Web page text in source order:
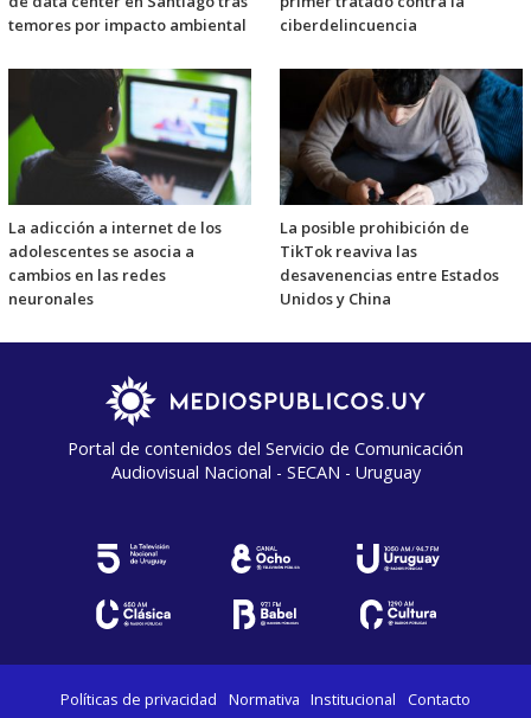
temores por impacto ambiental
ciberdelincuencia
La adicción a internet de los
adolescentes se asocia a
cambios en las redes
neuronales
La posible prohibición de
TikTok reaviva las
desavenencias entre Estados
Unidos y China
Portal de contenidos del Servicio de Comunicación
Audiovisual Nacional - SECAN - Uruguay
Políticas de privacidad Normativa Institucional Contacto